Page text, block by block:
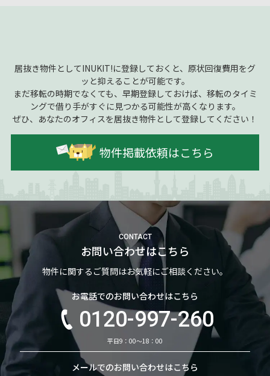
居抜き物件としてINUKIT!に登録しておくと、原状回復費用をグ
ッと抑えることが可能です。
まだ移転の時期でなくても、早期登録しておけば、移転のタイミ
ングで借り手がすぐに見つかる可能性が高くなります。
ぜひ、あなたのオフィスを居抜き物件として登録してください！
物件掲載依頼はこちら
CONTACT
お問い合わせはこちら
物件に関するご質問はお気軽にご相談ください。
お電話でのお問い合わせはこちら
0120-997-260
平日9：00～18：00
メールでのお問い合わせはこちら